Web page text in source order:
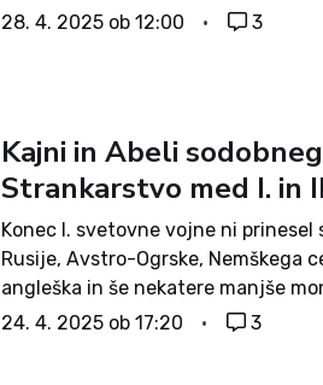
načrtovali izrabljanje vojne za
28. 4. 2025 ob 12:00 3
Kajni in Abeli
Strankarstvo med I. in
Konec I. svetovne vojne ni prinesel
Rusije, Avstro-Ogrske, Nemškega
angleška in še nekatere manjše
velikansko revolucionarno vrenje, ki
24. 4. 2025 ob 17:20 3